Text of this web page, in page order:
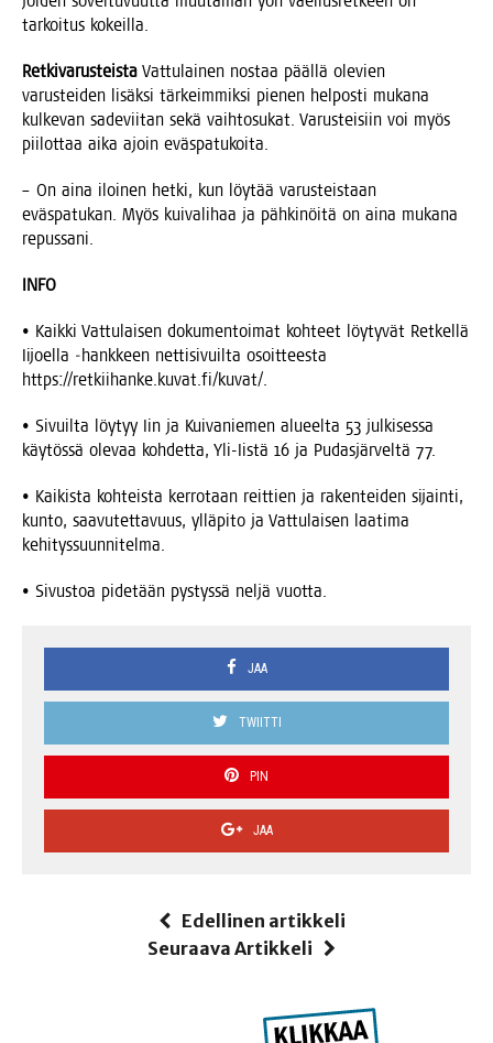
tar­koi­tus kokeilla.
Ret­ki­va­rus­teis­ta Vat­tu­lai­nen nos­taa pääl­lä ole­vien
varus­tei­den lisäk­si tär­keim­mik­si pie­nen hel­pos­ti muka­na
kul­ke­van sade­vii­tan sekä vaih­to­su­kat. Varus­tei­siin voi myös
pii­lot­taa aika ajoin eväspatukoita.
– On aina iloi­nen het­ki, kun löy­tää varus­teis­taan
eväs­pa­tu­kan. Myös kui­va­li­haa ja päh­ki­nöi­tä on aina muka­na
repussani.
INFO
• Kaik­ki Vat­tu­lai­sen doku­men­toi­mat koh­teet löy­ty­vät Ret­kel­lä
Iijoel­la ‑hank­keen net­ti­si­vuil­ta osoit­tees­ta
https://retkiihanke.kuvat.fi/kuvat/.
• Sivuil­ta löy­tyy Iin ja Kui­va­nie­men alu­eel­ta 53 jul­ki­ses­sa
käy­tös­sä ole­vaa koh­det­ta, Yli-Iis­tä 16 ja Pudas­jär­vel­tä 77.
• Kai­kis­ta koh­teis­ta ker­ro­taan reit­tien ja raken­tei­den sijain­ti,
kun­to, saa­vu­tet­ta­vuus, yllä­pi­to ja Vat­tu­lai­sen laa­ti­ma
kehityssuunnitelma.
• Sivus­toa pide­tään pys­tys­sä nel­jä vuotta.
JAA
TWIITTI
PIN
JAA
Edellinen artikkeli
Seuraava Artikkeli